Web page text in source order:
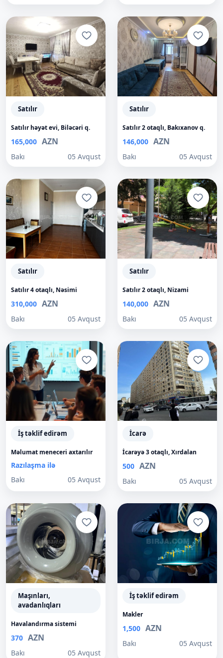
Satılır
Satılır həyət evi, Biləcəri q.
165,000 AZN
Bakı 05 Avqust
Satılır
Satılır 2 otaqlı, Bakıxanov q.
146,000 AZN
Bakı 05 Avqust
Satılır
Satılır 4 otaqlı, Nəsimi
310,000 AZN
Bakı 05 Avqust
Satılır
Satılır 2 otaqlı, Nizami
140,000 AZN
Bakı 05 Avqust
İş təklif edirəm
Məlumat meneceri axtarılır
Razılaşma ilə
Bakı
05 Avqust
İcarə
İcarəyə 3 otaqlı, Xırdalan
500 AZN
Bakı 05 Avqust
Maşınları,
avadanlıqları
Havalandırma sistemi
370 AZN
Bakı 05 Avqust
İş təklif edirəm
Makler
1,500 AZN
Bakı 05 Avqust